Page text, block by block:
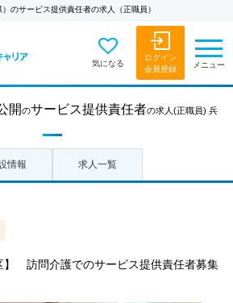
のサービス提供責任者の求人（正職員）
気になる
ログイン
会員登録
メニュー
開のサービス提供責任者の求人 (正職員) 兵
情報 求人一覧
】 訪問介護でのサービス提供責任者募集